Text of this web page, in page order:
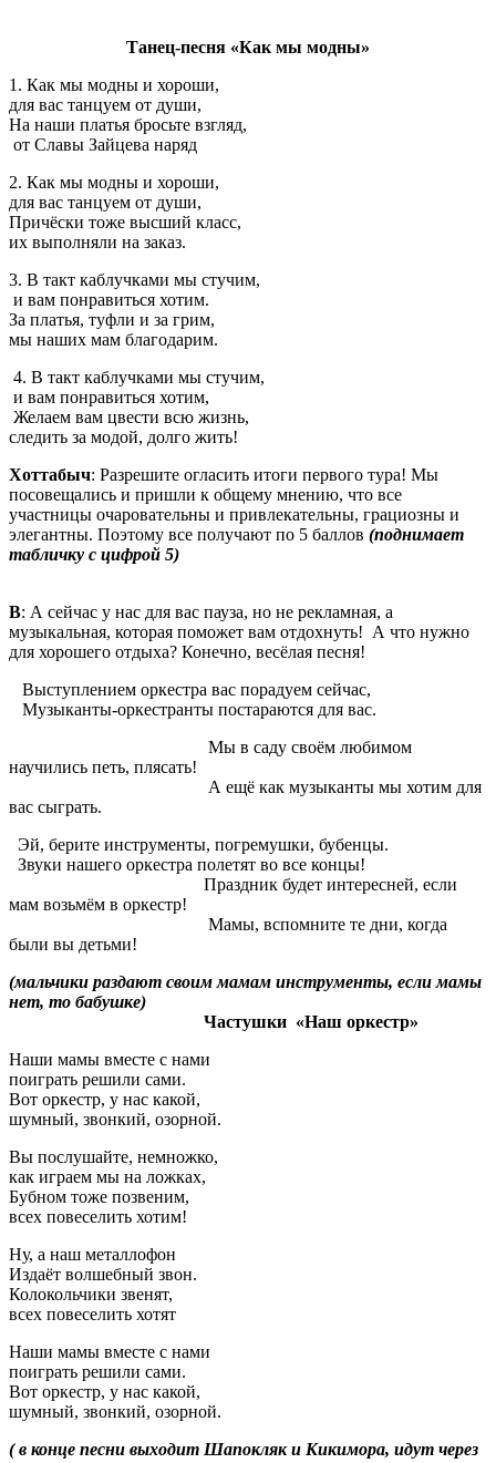
Танец-песня «Как мы модны»
1. Как мы модны и хороши,
для вас танцуем от души,
На наши платья бросьте взгляд,
от Славы Зайцева наряд
2. Как мы модны и хороши,
для вас танцуем от души,
Причёски тоже высший класс,
их выполняли на заказ.
3. В такт каблучками мы стучим,
и вам понравиться хотим.
За платья, туфли и за грим,
мы наших мам благодарим.
4. В такт каблучками мы стучим,
и вам понравиться хотим,
Желаем вам цвести всю жизнь,
следить за модой, долго жить!
Хоттабыч: Разрешите огласить итоги первого тура! Мы
посовещались и пришли к общему мнению, что все
участницы очаровательны и привлекательны, грациозны и
элегантны. Поэтому все получают по 5 баллов (поднимает
табличку с цифрой 5)
В: А сейчас у нас для вас пауза, но не рекламная, а
музыкальная, которая поможет вам отдохнуть! А что нужно
для хорошего отдыха? Конечно, весёлая песня!
Выступлением оркестра вас порадуем сейчас,
Музыканты-оркестранты постараются для вас.
Мы в саду своём любимом
научились петь, плясать!
А ещё как музыканты мы хотим для
вас сыграть.
Эй, берите инструменты, погремушки, бубенцы.
Звуки нашего оркестра полетят во все концы!
Праздник будет интересней, если
мам возьмём в оркестр!
Мамы, вспомните те дни, когда
были вы детьми!
(мальчики раздают своим мамам инструменты, если мамы
нет, то бабушке)
Частушки «Наш оркестр»
Наши мамы вместе с нами
поиграть решили сами.
Вот оркестр, у нас какой,
шумный, звонкий, озорной.
Вы послушайте, немножко,
как играем мы на ложках,
Бубном тоже позвеним,
всех повеселить хотим!
Ну, а наш металлофон
Издаёт волшебный звон.
Колокольчики звенят,
всех повеселить хотят
Наши мамы вместе с нами
поиграть решили сами.
Вот оркестр, у нас какой,
шумный, звонкий, озорной.
( в конце песни выходит Шапокляк и Кикимора, идут через